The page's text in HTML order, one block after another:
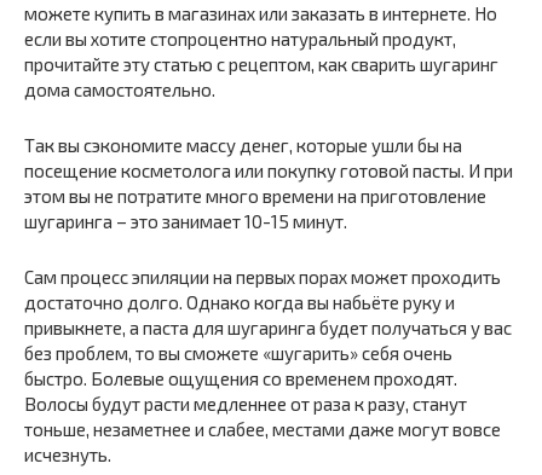
можете купить в магазинах или заказать в интернете. Но
если вы хотите стопроцентно натуральный продукт,
прочитайте эту статью с рецептом, как сварить шугаринг
дома самостоятельно.
Так вы сэкономите массу денег, которые ушли бы на
посещение косметолога или покупку готовой пасты. И при
этом вы не потратите много времени на приготовление
шугаринга – это занимает 10-15 минут.
Сам процесс эпиляции на первых порах может проходить
достаточно долго. Однако когда вы набьёте руку и
привыкнете, а паста для шугаринга будет получаться у вас
без проблем, то вы сможете «шугарить» себя очень
быстро. Болевые ощущения со временем проходят.
Волосы будут расти медленнее от раза к разу, станут
тоньше, незаметнее и слабее, местами даже могут вовсе
исчезнуть.